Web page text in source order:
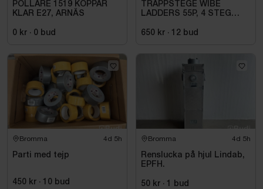
POLLARE 1519 KOPPAR
KLAR E27, ARNÄS
0 kr · 0 bud
TRAPPSTEGE WIBE
LADDERS 55P, 4 STEG
650 kr · 12 bud
Bromma 4d 5h
Parti med tejp
450 kr · 10 bud
Bromma 4d 5h
Renslucka på hjul Lindab,
EPFH.
50 kr · 1 bud